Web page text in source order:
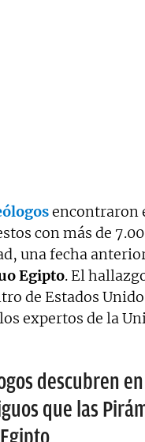
encontraron
con más de
una fecha
Egipto. El
de Estados
expertos de la
descubren
que las